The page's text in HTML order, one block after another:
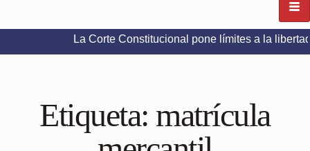
La Corte Constitucional pone límites a la libertad de
Etiqueta: matrícula